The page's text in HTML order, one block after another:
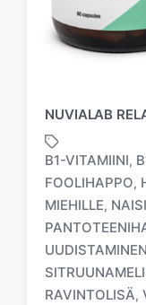
NUVIALAB
a
g
g
B1-VITAMIINI,
FOOLIHAPPO,
MIEHILLE,
UUDISTAMINEN
RAVINTOLISÄ,